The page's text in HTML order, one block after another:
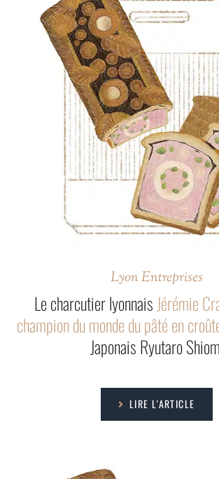
Lyon Entreprises
Le charcutier lyonnais Jérémie
champion du monde du pâté en
Japonais Ryutaro
LIRE L'ARTICLE